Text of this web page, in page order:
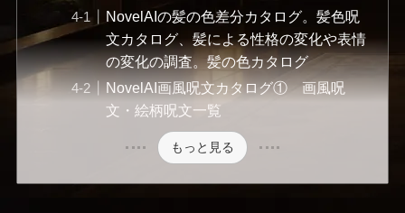
NovelAIの髪の色差分カタログ。髪色呪
文カタログ、髪による性格の変化や表情
の変化の調査。髪の色カタログ
NovelAI画風呪文カタログ① 画風呪
文・絵柄呪文一覧
もっと見る